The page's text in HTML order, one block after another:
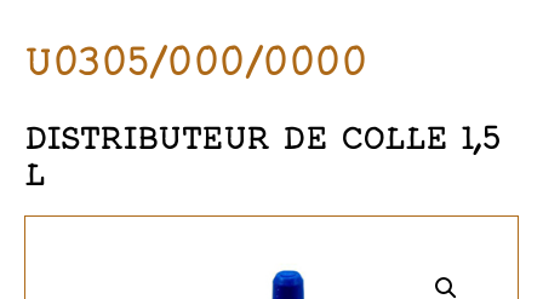
U0305/000/0000
DISTRIBUTEUR DE COLLE 1,5
L